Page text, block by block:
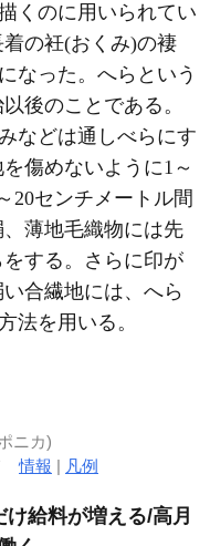
くのに用いられてい
の衽(おくみ)の褄
なった。へらという
後のことである。
などは通しべらにす
傷めないように1～
20センチメートル間
薄地毛織物には先
する。さらに印が
合繊地には、へら
法を用いる。
ニカ)
情報 | 凡例
給料が増える/高月